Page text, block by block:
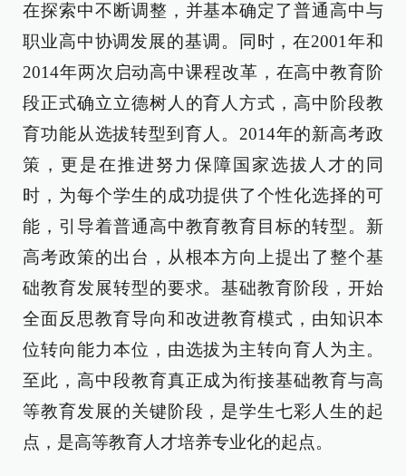
在探索中不断调整，并基本确定了普通高中与
职业高中协调发展的基调。同时，在2001年和
2014年两次启动高中课程改革，在高中教育阶
段正式确立立德树人的育人方式，高中阶段教
育功能从选拔转型到育人。2014年的新高考政
策，更是在推进努力保障国家选拔人才的同
时，为每个学生的成功提供了个性化选择的可
能，引导着普通高中教育教育目标的转型。新
高考政策的出台，从根本方向上提出了整个基
础教育发展转型的要求。基础教育阶段，开始
全面反思教育导向和改进教育模式，由知识本
位转向能力本位，由选拔为主转向育人为主。
至此，高中段教育真正成为衔接基础教育与高
等教育发展的关键阶段，是学生七彩人生的起
点，是高等教育人才培养专业化的起点。